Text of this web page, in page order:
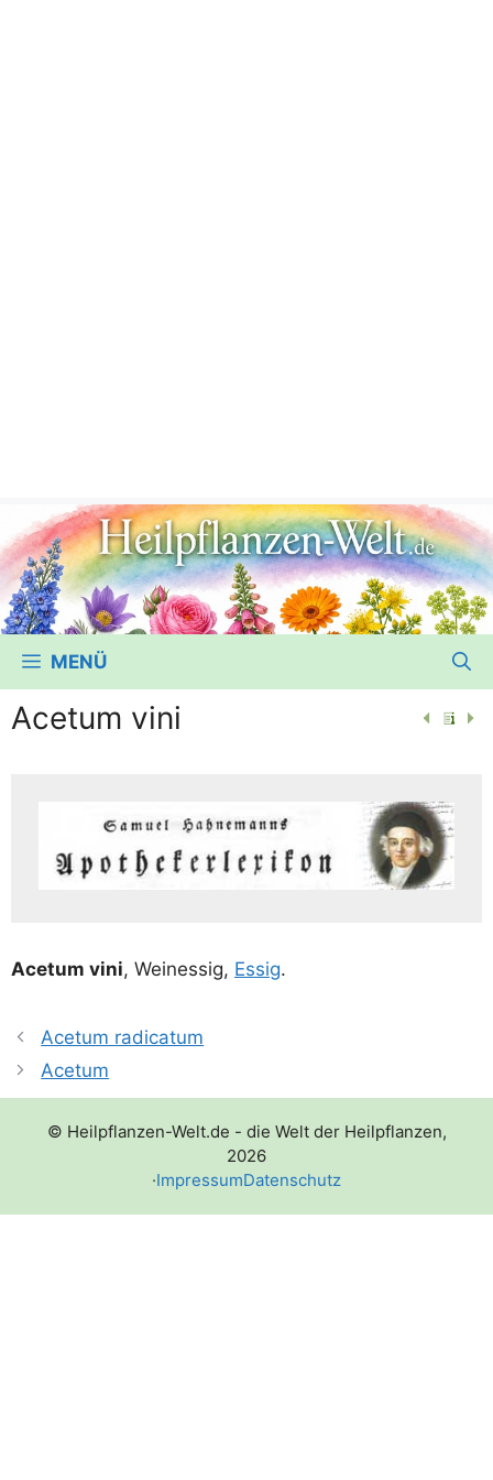
MENÜ
Acetum vini
Ace­tum vini, Wein­essig, Essig.
Acetum radicatum
Acetum
© Heilpflanzen-Welt.de - die Welt der Heilpflanzen,
2026
·ImpressumDatenschutz